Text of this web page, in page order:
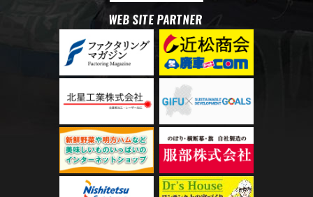
WEB SITE PARTNER